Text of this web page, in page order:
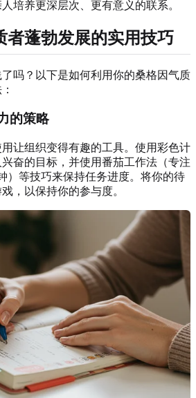
培养更深层次、更有意义的联系。
者蓬勃发展的实用技巧
吗？以下是如何利用你的桑格因气质
的策略
让组织变得有趣的工具。使用彩色计
奋的目标，并使用番茄工作法（专注
）等技巧来保持任务进度。将你的待
，以保持你的参与度。